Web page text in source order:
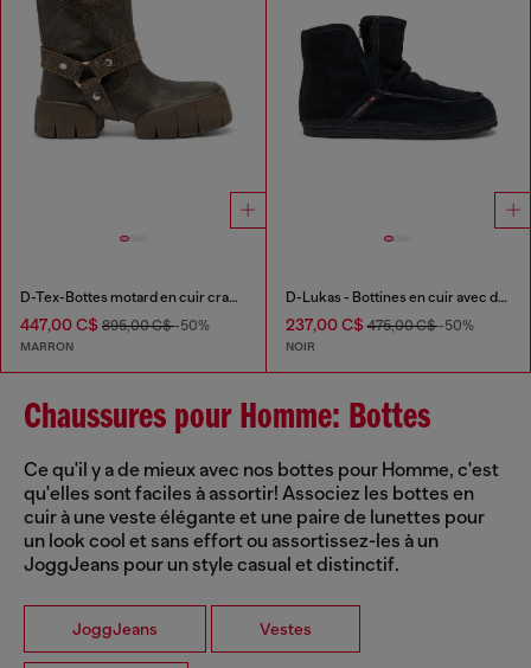
D-Tex-Bottes motard en cuir craquelé
447,00 C$ 895,00 C$-50%
MARRON
D-Lukas - Bottines en cuir avec doublure intérieure
237,00 C$475,00 C$-50%
NOIR
Chaussures pour Homme: Bottes
Ce qu'il y a de mieux avec nos bottes pour Homme, c'est
qu'elles sont faciles à assortir! Associez les bottes en
cuir à une veste élégante et une paire de lunettes pour
un look cool et sans effort ou assortissez-les à un
JoggJeans pour un style casual et distinctif.
JoggJeans Vestes